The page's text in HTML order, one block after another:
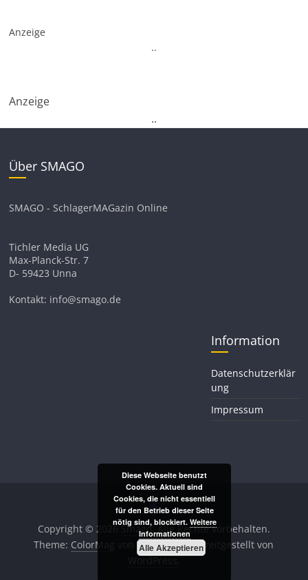
Anzeige
..
Anzeige
..
Über SMAGO
SMAGO - SchlagerMAGazin Online
Tichler Media UG
Max-Planck-Str. 7
D- 59423 Unna
Kontakt: info@smago.de
Information
Datenschutzerklär
ung
Impressum
Copyright © 2026Smago. Alle Rechte vorbehalten.
Theme: ColorMag
von ThemeGrill. Bereitgestellt von
Diese Webseite benutzt
Cookies. Aktuell sind
Cookies, die nicht essentiell
für den Betrieb dieser Seite
nötig sind, blockiert. Weitere
Informationen
Alle Akzeptieren